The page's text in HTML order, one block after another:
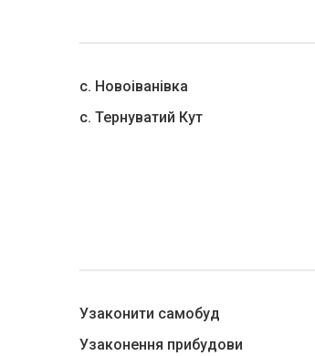
с. Новоіванівка
с. Тернуватий Кут
Узаконити самобуд
Узаконення прибудови